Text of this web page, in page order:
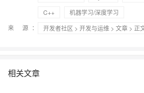
C++
机器学习/深度学习
来 源：
开发者社区 > 开发与运维 > 文章 > 正
相关文章